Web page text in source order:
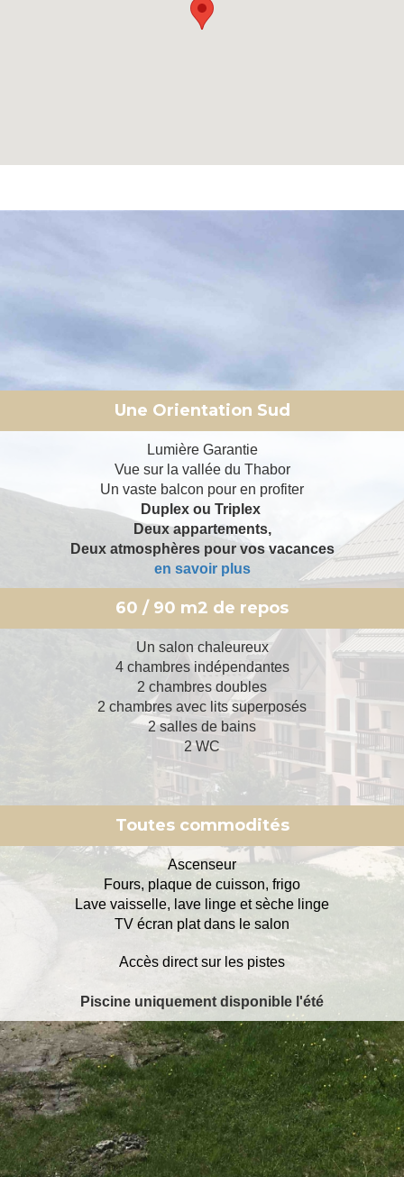
Une Orientation Sud
Lumière Garantie
Vue sur la vallée du Thabor
Un vaste balcon pour en profiter
Duplex ou Triplex
Deux appartements,
Deux atmosphères pour vos vacances
en savoir plus
60 / 90 m2 de repos
Un salon chaleureux
4 chambres indépendantes
2 chambres doubles
2 chambres avec lits superposés
2 salles de bains
2 WC
Toutes commodités
Ascenseur
Fours, plaque de cuisson, frigo
Lave vaisselle, lave linge et sèche linge
TV écran plat dans le salon
Accès direct sur les pistes
Piscine uniquement disponible l'été